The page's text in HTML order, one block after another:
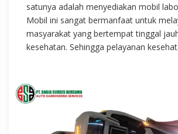
satunya adalah menyediakan mobil
Mobil ini sangat bermanfaat untuk
masyarakat yang bertempat tinggal
kesehatan. Sehingga pelayanan